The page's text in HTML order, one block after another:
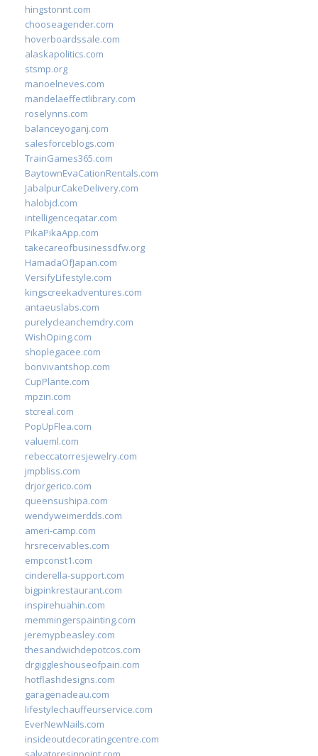
hingstonnt.com
chooseagender.com
hoverboardssale.com
alaskapolitics.com
stsmp.org
manoelneves.com
mandelaeffectlibrary.com
roselynns.com
balanceyoganj.com
salesforceblogs.com
TrainGames365.com
BaytownEvaCationRentals.com
JabalpurCakeDelivery.com
halobjd.com
intelligenceqatar.com
PikaPikaApp.com
takecareofbusinessdfw.org
HamadaOfJapan.com
VersifyLifestyle.com
kingscreekadventures.com
antaeuslabs.com
purelycleanchemdry.com
WishOping.com
shoplegacee.com
bonvivantshop.com
CupPlante.com
mpzin.com
stcreal.com
PopUpFlea.com
valueml.com
rebeccatorresjewelry.com
jmpbliss.com
drjorgerico.com
queensushipa.com
wendyweimerdds.com
ameri-camp.com
hrsreceivables.com
empconst1.com
cinderella-support.com
bigpinkrestaurant.com
inspirehuahin.com
memmingerspainting.com
jeremypbeasley.com
thesandwichdepotcos.com
drgiggleshouseofpain.com
hotflashdesigns.com
garagenadeau.com
lifestylechauffeurservice.com
EverNewNails.com
insideoutdecoratingcentre.com